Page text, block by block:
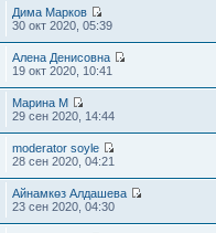
Дима Марков
30 окт 2020, 05:39
Алена Денисовна
19 окт 2020, 10:41
Марина М
29 сен 2020, 14:44
moderator soyle
28 сен 2020, 04:21
Айнамкөз Алдашева
23 сен 2020, 04:30